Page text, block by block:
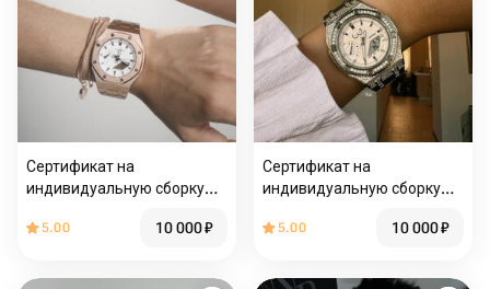
Сертификат на
индивидуальную сборку
5.00 10 000₽
Сертификат на
индивидуальную сборку
5.00 10 000₽